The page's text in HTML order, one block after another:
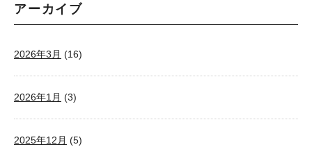
アーカイブ
2026年3月 (16)
2026年1月 (3)
2025年12月 (5)